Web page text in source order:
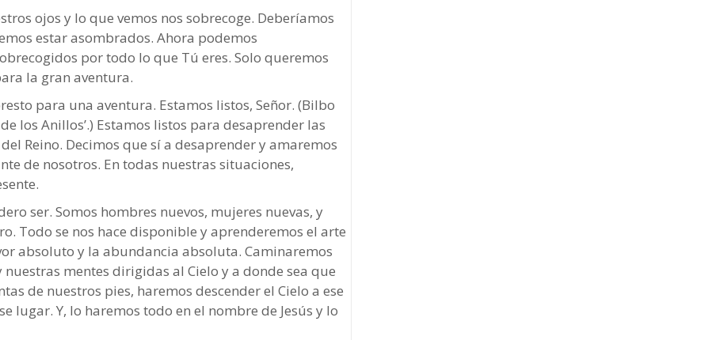
ojos y lo que vemos nos sobrecoge. Deberíamos
estar asombrados. Ahora podemos
por todo lo que Tú eres. Solo queremos
la gran aventura.
para una aventura. Estamos listos, Señor. (Bilbo
los Anillos’.) Estamos listos para desaprender las
Reino. Decimos que sí a desaprender y amaremos
de nosotros. En todas nuestras situaciones,
ser. Somos hombres nuevos, mujeres nuevas, y
Todo se nos hace disponible y aprenderemos el arte
absoluto y la abundancia absoluta. Caminaremos
mentes dirigidas al Cielo y a donde sea que
de nuestros pies, haremos descender el Cielo a ese
lugar. Y, lo haremos todo en el nombre de Jesús y lo